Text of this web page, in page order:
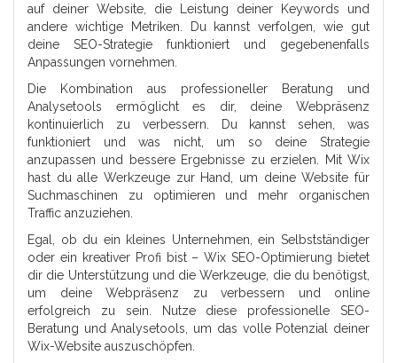
auf deiner Website, die Leistung deiner Keywords und
andere wichtige Metriken. Du kannst verfolgen, wie gut
deine SEO-Strategie funktioniert und gegebenenfalls
Anpassungen vornehmen.
Die Kombination aus professioneller Beratung und
Analysetools ermöglicht es dir, deine Webpräsenz
kontinuierlich zu verbessern. Du kannst sehen, was
funktioniert und was nicht, um so deine Strategie
anzupassen und bessere Ergebnisse zu erzielen. Mit Wix
hast du alle Werkzeuge zur Hand, um deine Website für
Suchmaschinen zu optimieren und mehr organischen
Traffic anzuziehen.
Egal, ob du ein kleines Unternehmen, ein Selbstständiger
oder ein kreativer Profi bist – Wix SEO-Optimierung bietet
dir die Unterstützung und die Werkzeuge, die du benötigst,
um deine Webpräsenz zu verbessern und online
erfolgreich zu sein. Nutze diese professionelle SEO-
Beratung und Analysetools, um das volle Potenzial deiner
Wix-Website auszuschöpfen.